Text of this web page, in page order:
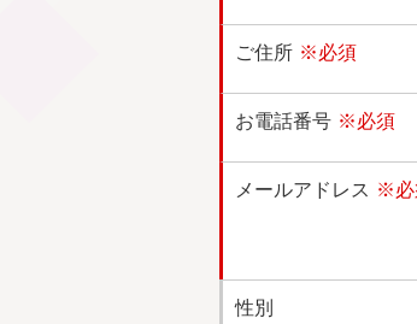
ご住所 ※必須
お電話番号 ※必須
メールアドレス ※必
性別